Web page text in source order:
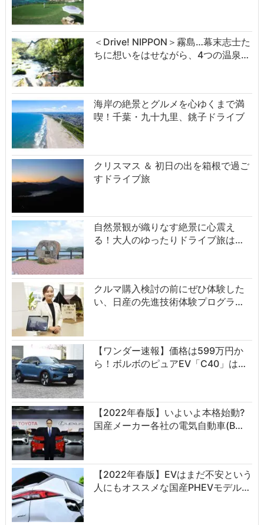
＜Drive! NIPPON＞霧島…幕末志士た
ちに想いをはせながら、4つの温泉…
海岸の絶景とグルメを心ゆくまで満
喫！千葉・九十九里、銚子ドライブ
クリスマス ＆ 初日の出を箱根で過ご
すドライブ旅
自然景観が織りなす絶景に心震え
る！大人のゆったりドライブ旅は…
クルマ購入検討の前にぜひ体験した
い、日産の先進技術体験プログラ…
【ワンダー速報】価格は599万円か
ら！ボルボのピュアEV「C40」は…
【2022年春版】いよいよ本格始動?
国産メーカー各社の電気自動車(B…
【2022年春版】EVはまだ不安という
人にもオススメな国産PHEVモデル…